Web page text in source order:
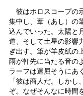
彼はホロスコープの
集中し、葦（あし）の
込んでいった。太陽と
道、そして土星の影響
ぎ出す。筆が羊皮紙の
雨が軒先に当たる音の
ラーフは退屈そうにあ
「彼は商人だ。しか
ぞ。なぜそんなに時間